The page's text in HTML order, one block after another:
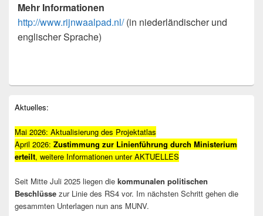
Mehr Informationen
http://www.rijnwaalpad.nl/(in niederländischer und
englischer Sprache)
Seitenleisten-
Aktuelles:
Mai 2026: Aktualisierung des Projektatlas
April 2026: Zustimmung zur Linienführung durch Ministerium
erteilt, weitere Informationen unter AKTUELLES
Seit Mitte Juli 2025 liegen die kommunalen politischen
Beschlüsse zur Linie des RS4 vor. Im nächsten Schritt gehen die
gesammten Unterlagen nun ans MUNV.